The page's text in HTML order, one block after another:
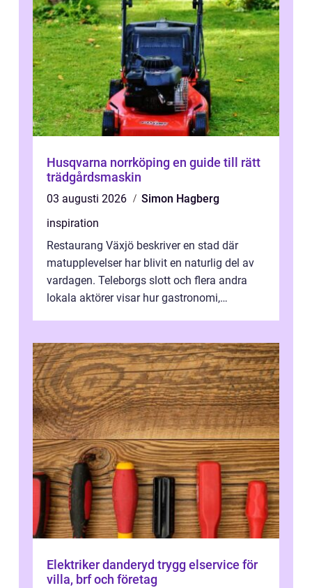
Husqvarna norrköping en guide till rätt
trädgårdsmaskin
03 augusti 2026
Simon Hagberg
inspiration
Restaurang Växjö beskriver en stad där
matupplevelser har blivit en naturlig del av
vardagen. Teleborgs slott och flera andra
lokala aktörer visar hur gastronomi,
Elektriker danderyd trygg elservice för
villa, brf och företag